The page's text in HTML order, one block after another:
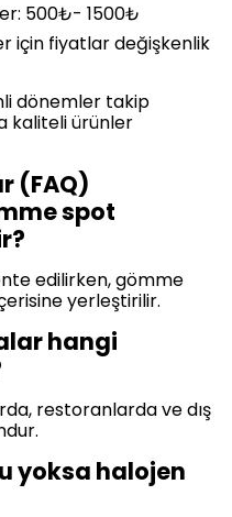
500₺- 1500₺
için fiyatlar değişkenlik
dönemler takip
kaliteli ürünler
(FAQ)
spot
edilirken, gömme
yerleştirilir.
hangi
restoranlarda ve dış
yoksa halojen